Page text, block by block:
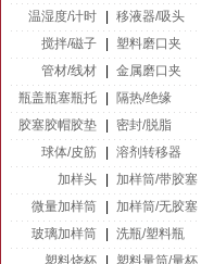
温湿度/计时
移液器/吸头
搅拌/磁子
塑料磨口夹
管材/线材
金属磨口夹
瓶盖瓶塞瓶托
隔热/绝缘
胶塞胶帽胶垫
密封/脱脂
球体/皮筋
溶剂转移器
加样头
加样筒/带胶塞
微量加样筒
加样筒/无胶塞
玻璃加样筒
洗瓶/塑料瓶
塑料烧杯
塑料量筒/量杯